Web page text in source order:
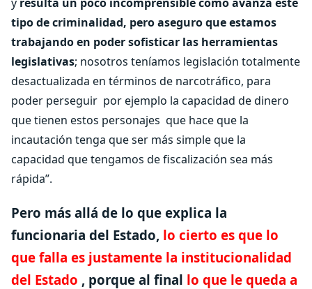
tipo de criminalidad, pero aseguro que estamos
trabajando en poder sofisticar las herramientas
legislativas; nosotros teníamos legislación totalmente
desactualizada en términos de narcotráfico, para
poder perseguir por ejemplo la capacidad de dinero
que tienen estos personajes que hace que la
incautación tenga que ser más simple que la
capacidad que tengamos de fiscalización sea más
rápida”.
Pero más allá de lo que explica la
funcionaria del Estado, lo cierto es que lo
que falla es justamente la institucionalidad
del Estado , porque al final lo que le queda a